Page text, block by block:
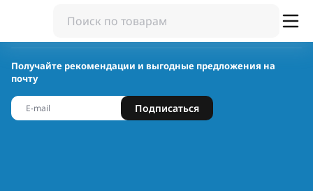
Получайте рекомендации и выгодные предложения на
почту
Подписаться